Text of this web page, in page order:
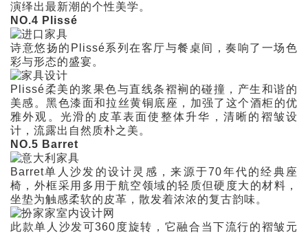
演绎出最新潮的个性美学。
NO.4 Plissé
诗意悠扬的Plissé系列在客厅与餐桌间，奏响了一场色
彩与形态的盛宴。
Plissé柔美的浆果色与直线条褶裥的碰撞，产生和谐的
美感。黑色漆面和拉丝黄铜底座，加强了这个酒柜的优
雅外观。光滑的皮革表面使整体升华，清晰的褶皱设
计，流露出自然质朴之美。
NO.5 Barret
Barret单人沙发的设计灵感，来源于70年代的经典座
椅，外框采用多用于航空领域的轻质但硬度大的材料，
坐垫为触感柔软的皮革，散发着浓浓的复古韵味。
此款单人沙发可360度旋转，它融合当下流行的褶皱元